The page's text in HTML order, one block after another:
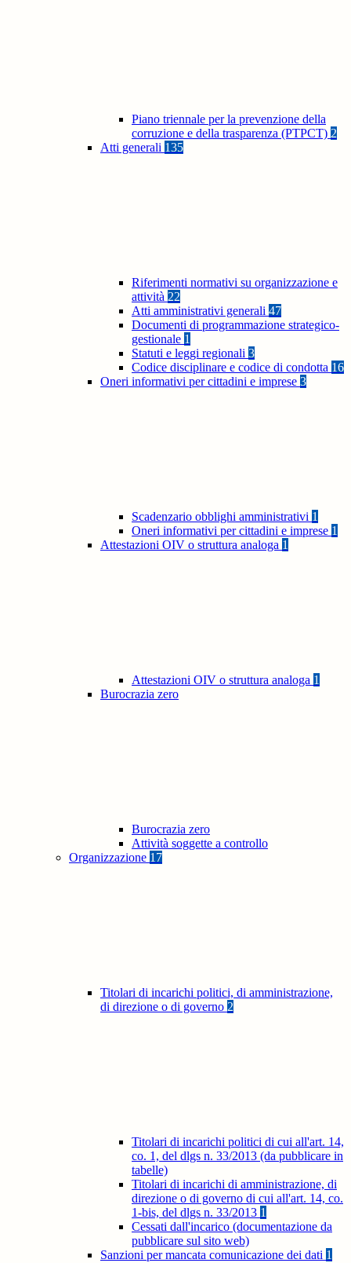
Piano triennale per la prevenzione della
corruzione e della trasparenza (PTPCT) 2
Atti generali 135
Riferimenti normativi su organizzazione e
attività 22
Atti amministrativi generali 47
Documenti di programmazione strategico-
gestionale 1
Statuti e leggi regionali 3
Codice disciplinare e codice di condotta 16
Oneri informativi per cittadini e imprese 3
Scadenzario obblighi amministrativi 1
Oneri informativi per cittadini e imprese 1
Attestazioni OIV o struttura analoga 1
Attestazioni OIV o struttura analoga 1
Burocrazia zero
Burocrazia zero
Attività soggette a controllo
Organizzazione 17
Titolari di incarichi politici, di amministrazione,
di direzione o di governo 2
Titolari di incarichi politici di cui all'art. 14,
co. 1, del dlgs n. 33/2013 (da pubblicare in
tabelle)
Titolari di incarichi di amministrazione, di
direzione o di governo di cui all'art. 14, co.
1-bis, del dlgs n. 33/2013 1
Cessati dall'incarico (documentazione da
pubblicare sul sito web)
Sanzioni per mancata comunicazione dei dati 1